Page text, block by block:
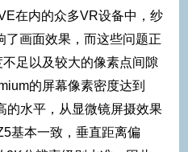
在内的众多VR设备中，纱
了画面效果，而这些问题正
足以及较大的像素点间隙
的屏幕像素密度达到
的水平，从显微镜屏摄效果
基本一致，垂直距离偏